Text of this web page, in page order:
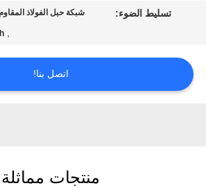
خريطة
تسليط الضوء:
شبكة حبل الفولاذ
,
اتصل بنا!
منتجات مماثلة